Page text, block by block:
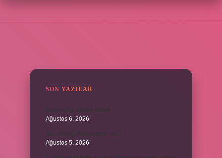
SON YAZILAR
Burs hangi tarihte kesilir ?
Ağustos 6, 2026
Avcı böreği fırında pişer mi ?
Ağustos 5, 2026